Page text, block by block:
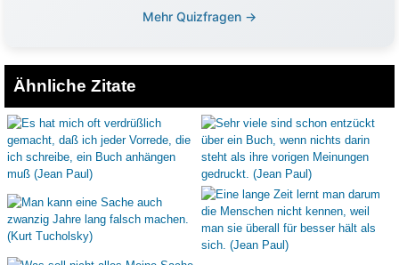
Mehr Quizfragen →
Ähnliche Zitate